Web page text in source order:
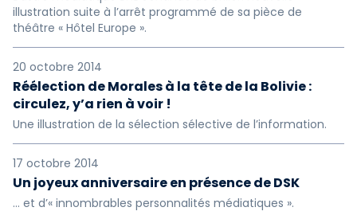
illustration suite à l’arrêt programmé de sa pièce de
théâtre « Hôtel Europe ».
20 octobre 2014
Réélection de Morales à la tête de la Bolivie :
circulez, y’a rien à voir !
Une illustration de la sélection sélective de l’information.
17 octobre 2014
Un joyeux anniversaire en présence de DSK
… et d’« innombrables personnalités médiatiques ».